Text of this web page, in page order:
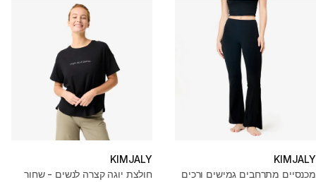
KIMJALY
מכנסיים מתרחבים גמישים ורכים
KIMJALY
חולצת יוגה קצרה לנשים - שחור